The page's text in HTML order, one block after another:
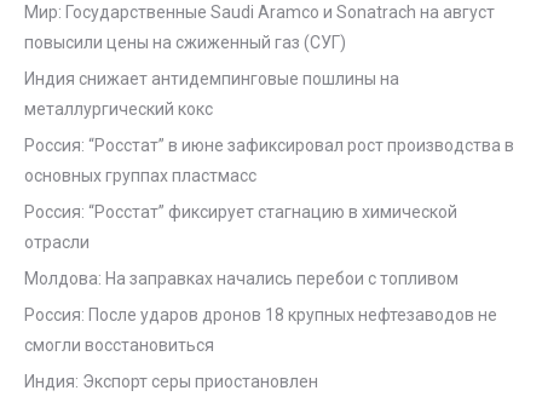
Мир: Государственные Saudi Aramco и Sonatrach на август
повысили цены на сжиженный газ (СУГ)
Индия снижает антидемпинговые пошлины на
металлургический кокс
Россия: “Росстат” в июне зафиксировал рост производства в
основных группах пластмасс
Россия: “Росстат” фиксирует стагнацию в химической
отрасли
Молдова: На заправках начались перебои с топливом
Россия: После ударов дронов 18 крупных нефтезаводов не
смогли восстановиться
Индия: Экспорт серы приостановлен